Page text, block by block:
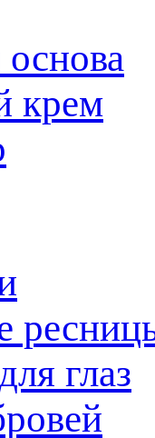
крем
глаз